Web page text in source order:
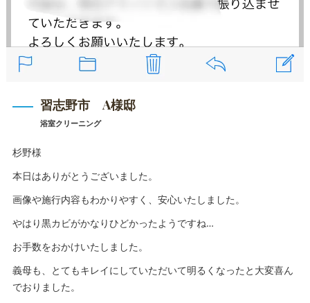
習志野市 A様邸
浴室クリーニング
杉野様
本日はありがとうございました。
画像や施行内容もわかりやすく、安心いたしました。
やはり黒カビがかなりひどかったようですね…
お手数をおかけいたしました。
義母も、とてもキレイにしていただいて明るくなったと大変喜ん
でおりました。